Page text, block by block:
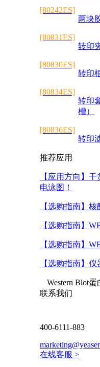
[80242ES]
两块
[80831ES]
转印
[80830ES]
转印
[80834ES]
转印
槽）
[80836ES]
转印
推荐应用
【应用方向】 干
电泳图！
【选购指南】 核
【选购指南】
【选购指南】
【选购指南】 仪
Western Blot
联系我们
400-6111-883
在线客服 >